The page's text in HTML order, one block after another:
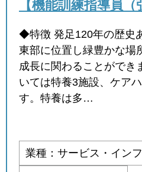
【機能訓練指導員
◆特徴 発足120年の歴史
東部に位置し緑豊かな場
成長に関わることができ
いては特養3施設、ケア
す。特養は多…
業種：サービス・イン